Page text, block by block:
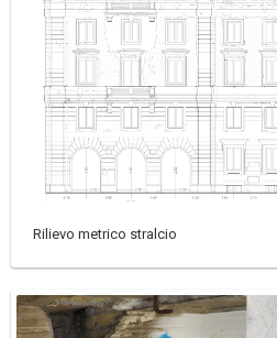
Rilievo metrico stralcio